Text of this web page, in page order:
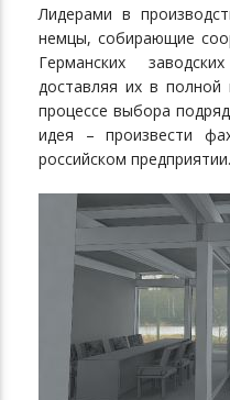
Лидерами в
немцы, собирающие
Германских
доставляя их в
процессе выбора
идея – произвести
российском предприятии.